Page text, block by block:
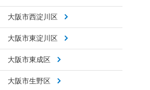
大阪市西淀川区
大阪市東淀川区
大阪市東成区
大阪市生野区